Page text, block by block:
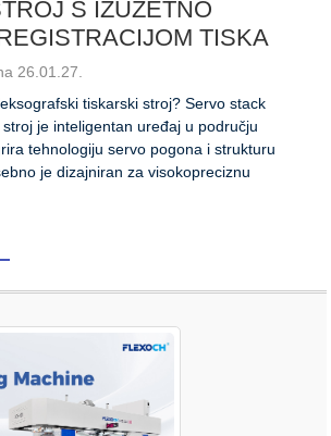
S IZUZETNO
TISKA
26.01.27.
tiskarski stroj? Servo stack
je inteligentan uređaj u području
tehnologiju servo pogona i strukturu
je dizajniran za visokopreciznu